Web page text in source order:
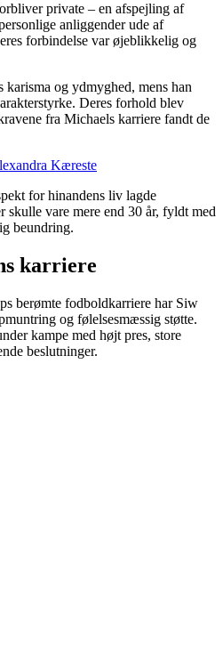
private – en afspejling af
anliggender ude af
forbindelse var øjeblikkelig og
og ydmyghed, mens han
Deres forhold blev
fra Michaels karriere fandt de
Kæreste
for hinandens liv lagde
skulle vare mere end 30 år, fyldt med
beundring.
karriere
berømte fodboldkarriere har Siw
og følelsesmæssig støtte.
kampe med højt pres, store
beslutninger.